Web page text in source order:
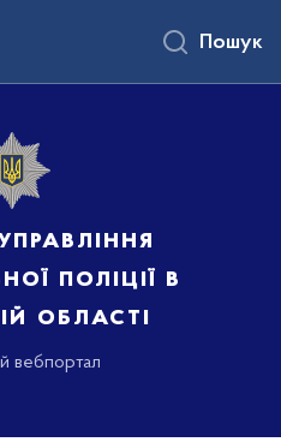
поліції в
області
вебпортал
Пошук